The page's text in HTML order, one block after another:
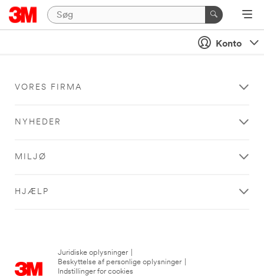
Konto
VORES FIRMA
NYHEDER
MILJØ
HJÆLP
Juridiske oplysninger
Beskyttelse af personlige oplysninger
Indstillinger for cookies